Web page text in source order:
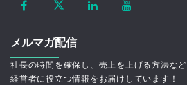
メルマガ配信
社長の時間を確保し、売上を上げる方法など
経営者に役立つ情報をお届けしています！